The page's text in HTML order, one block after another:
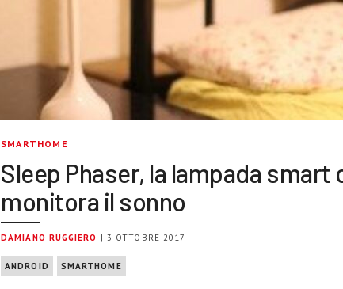
SMARTHOME
Sleep Phaser, la lampada smart
monitora il sonno
DAMIANO RUGGIERO | 3 OTTOBRE 2017
ANDROID SMARTHOME